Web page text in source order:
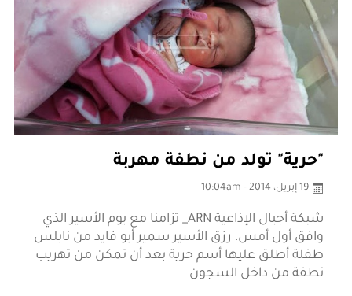
"حرية" تولد من نطفة مهربة
19 إبريل، 2014 - 10:04am
شبكة أجيال الإذاعية ARN_ تزامنا مع يوم الأسير الذي
وافق أول أمس، رزق الأسير سمير أبو فايد من نابلس
طفلة أطلق عليها أسم حرية بعد أن تمكن من تهريب
نطفة من داخل السجون